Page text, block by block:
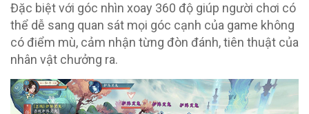
Đặc biệt với góc nhìn xoay 360 độ giúp người chơi có
thể dễ sang quan sát mọi góc cạnh của game không
có điểm mù, cảm nhận từng đòn đánh, tiên thuật của
nhân vật chưởng ra.